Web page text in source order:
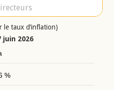
taux d’inflation)
juin 2026
%